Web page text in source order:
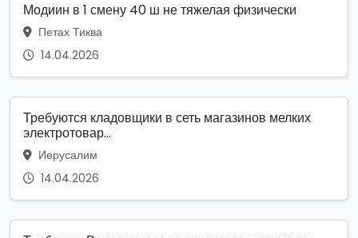
Модиин в 1 смену 40 ш не тяжелая физически
Петах Тиква
14.04.2026
Требуются кладовщики в сеть магазинов мелких
электротовар...
Иерусалим
14.04.2026